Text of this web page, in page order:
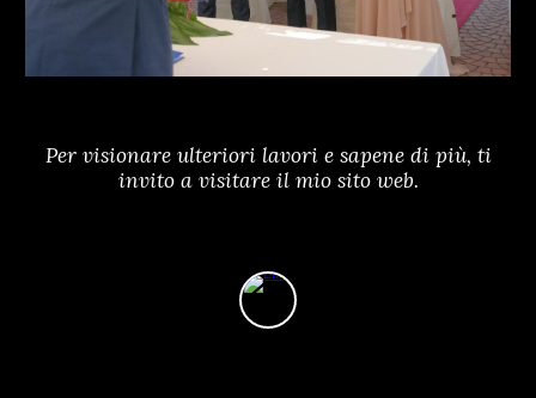
Per visionare ulteriori lavori e sapene di più, ti
invito a visitare il mio sito web.